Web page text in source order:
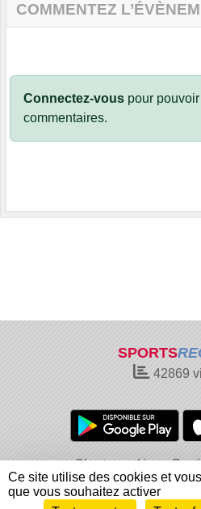
COMMENTEZ
Connectez-vous pour
commentaires.
SPORTS
42869
Charte cookies
Informations légales
Ce site utilise des cookies et
que vous souhaitez activer